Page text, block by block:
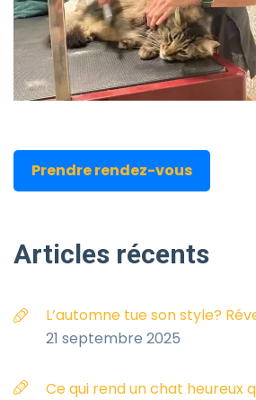
Prendre rendez-vous
Articles récents
L’automne tue son style?
21 septembre 2025
Ce qui rend un chat heureux